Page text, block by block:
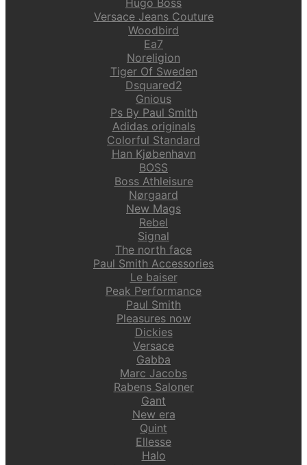
Versace Jeans Couture
Woodbird
Ea7
Noreligion
Tiger Of Sweden
Dsquared2
Gnious
Ps By Paul Smith
Adidas originals
Colorful Standard
Han Kjøbenhavn
BOSS
Boss Athleisure
Nørgaard
New Mags
Rebel
Signal
The north face
Paul Smith Accessories
Le baiser
Peak Performance
Paul Smith
Pleasures now
Dickies
Versace
Gabba
Marc Jacobs
Rabens Saloner
Gant
New era
Quint
Ellesse
Halo